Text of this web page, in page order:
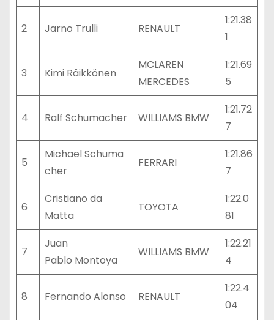
2 Jarno Trulli RENAULT
1:21.38
1
3 Kimi Räikkönen
MCLAREN
MERCEDES
1:21.69
5
4 Ralf Schumacher WILLIAMS BMW
1:21.72
7
5
Michael Schuma
cher
FERRARI
1:21.86
7
6
Cristiano da
Matta
TOYOTA
1:22.0
81
7
Juan
Pablo Montoya
WILLIAMS BMW
1:22.21
4
8 Fernando Alonso RENAULT
1:22.4
04